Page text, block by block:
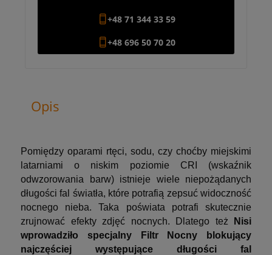
+48 71 344 33 59
+48 696 50 70 20
Opis
Pomiędzy oparami rtęci, sodu, czy choćby miejskimi
latarniami o niskim poziomie CRI (wskaźnik
odwzorowania barw) istnieje wiele niepożądanych
długości fal światła, które potrafią zepsuć widoczność
nocnego nieba. Taka poświata potrafi skutecznie
zrujnować efekty zdjęć nocnych. Dlatego też
Nisi
wprowadziło specjalny Filtr Nocny blokujący
najczęściej występujące długości fal